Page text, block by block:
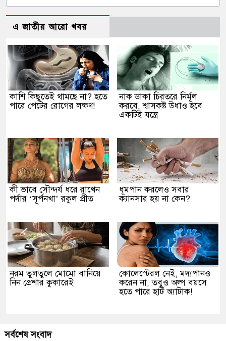
এ জাতীয় আরো খবর
কাশি কিছুতেই থামছে না? হতে
পারে পেটের রোগের লক্ষণ!
নাক ডাকা চিরতরে নির্মূল
করবে, শ্বাসকষ্ট উধাও হবে
একটিই যন্ত্রে
কী ভাবে সৌন্দর্য ধরে রাখেন
পর্দার ‘সূর্পনখা’ রকুল প্রীত
ধূমপান করলেও সবার
ক্যানসার হয় না কেন?
নরম তুলতুলে মোমো বানিয়ে
নিন প্রেশার কুকারেই
কোলেস্টেরল নেই, মদ্যপানও
করেন না, তবুও অল্প বয়সে
হতে পারে হার্ট অ্যাটাক!
সর্বশেষ সংবাদ